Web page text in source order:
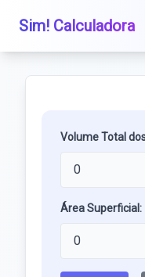
Sim! Calculadora
Volume Total
Área Superficial: